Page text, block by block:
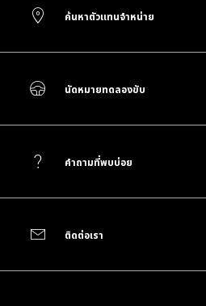
ค้นหาตัวแทนจำหน่าย
นัดหมายทดลองขับ
คำถามที่พบบ่อย
ติดต่อเรา